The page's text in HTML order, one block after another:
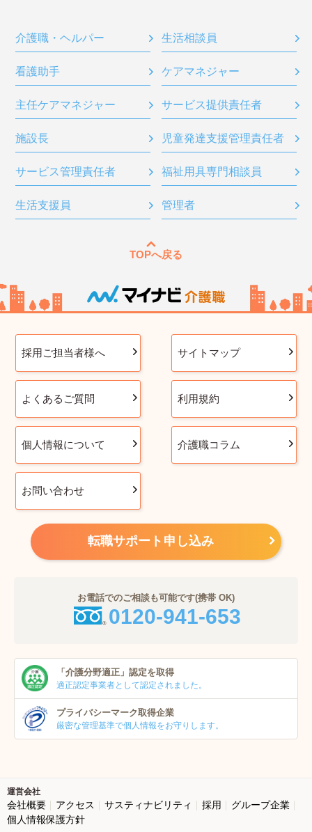
介護職・ヘルパー 生活相談員
看護助手 ケアマネジャー
主任ケアマネジャー サービス提供責任者
施設長 児童発達支援管理責任者
サービス管理責任者 福祉用具専門相談員
生活支援員 管理者
TOPへ戻る
採用ご担当者様へ サイトマップ
よくあるご質問 利用規約
個人情報について 介護職コラム
お問い合わせ
転職サポート申し込み
お電話でのご相談も可能です(携帯 OK)
0120-941-653
「介護分野適正」 認定を取得
適正認定事業者として認定されました。
プライバシーマーク取得企業
厳密な管理基準で個人情報をお守りします。
運営会社
会社概要 アクセス サスティナビリティ 採用
グループ企業
個人情報保護方針